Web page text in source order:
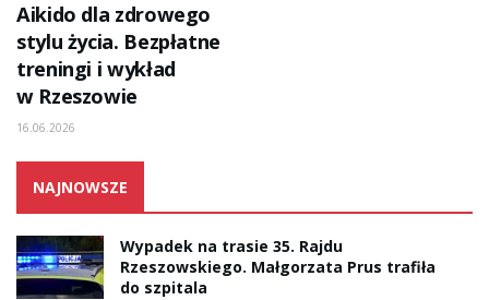
Aikido dla zdrowego
stylu życia. Bezpłatne
treningi i wykład
w Rzeszowie
16.06.2026
NAJNOWSZE
Wypadek na trasie 35. Rajdu
Rzeszowskiego. Małgorzata Prus trafiła
do szpitala